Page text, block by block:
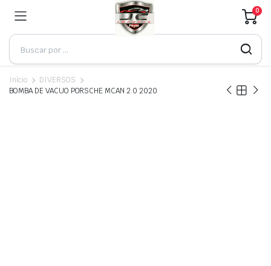
0
Início
DIVERSOS
BOMBA DE VACUO PORSCHE MCAN 2.0 2020